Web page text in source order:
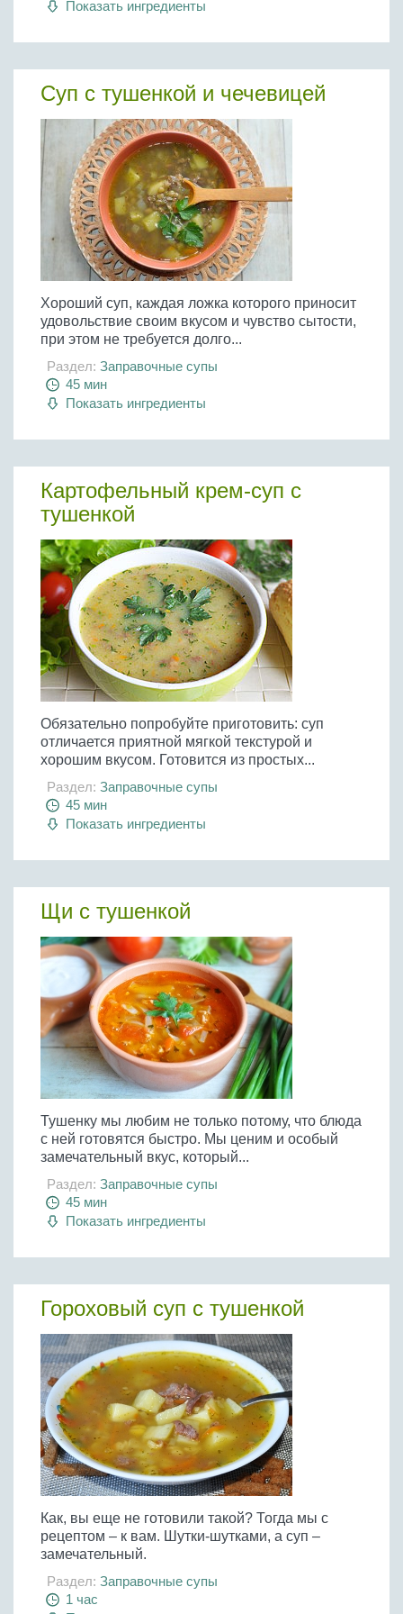
Бобовые
Показать ингредиенты
Суп с тушенкой и чечевицей
Хороший суп, каждая ложка которого приносит
удовольствие своим вкусом и чувство сытости,
при этом не требуется долго...
Раздел: Заправочные супы
45 мин
Показать ингредиенты
Картофельный крем-суп с
тушенкой
Обязательно попробуйте приготовить: суп
отличается приятной мягкой текстурой и
хорошим вкусом. Готовится из простых...
Раздел: Заправочные супы
45 мин
Показать ингредиенты
Щи с тушенкой
Тушенку мы любим не только потому, что блюда
с ней готовятся быстро. Мы ценим и особый
замечательный вкус, который...
Раздел: Заправочные супы
45 мин
Показать ингредиенты
Гороховый суп с тушенкой
Как, вы еще не готовили такой? Тогда мы с
рецептом – к вам. Шутки-шутками, а суп –
замечательный.
Раздел: Заправочные супы
1 час